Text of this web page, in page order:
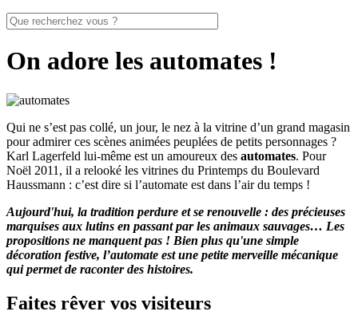
On adore les automates !
Qui ne s’est pas collé, un jour, le nez à la vitrine d’un grand magasin
pour admirer ces scènes animées peuplées de petits personnages ?
Karl Lagerfeld lui-même est un amoureux des automates. Pour
Noël 2011, il a relooké les vitrines du Printemps du Boulevard
Haussmann : c’est dire si l’automate est dans l’air du temps !
Aujourd'hui, la tradition perdure et se renouvelle : des précieuses
marquises aux lutins en passant par les animaux sauvages… Les
propositions ne manquent pas ! Bien plus qu'une simple
décoration festive, l’automate est une petite merveille mécanique
qui permet de raconter des histoires.
Faites rêver vos visiteurs